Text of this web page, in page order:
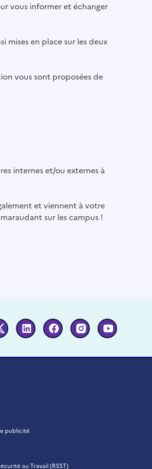
vous informer et échanger
mises en place sur les deux
vous sont proposées de
internes et/ou externes à
et viennent à votre
sur les campus !
Twitter Linkedin FacebookInstagram
publicité
au Travail (RSST)